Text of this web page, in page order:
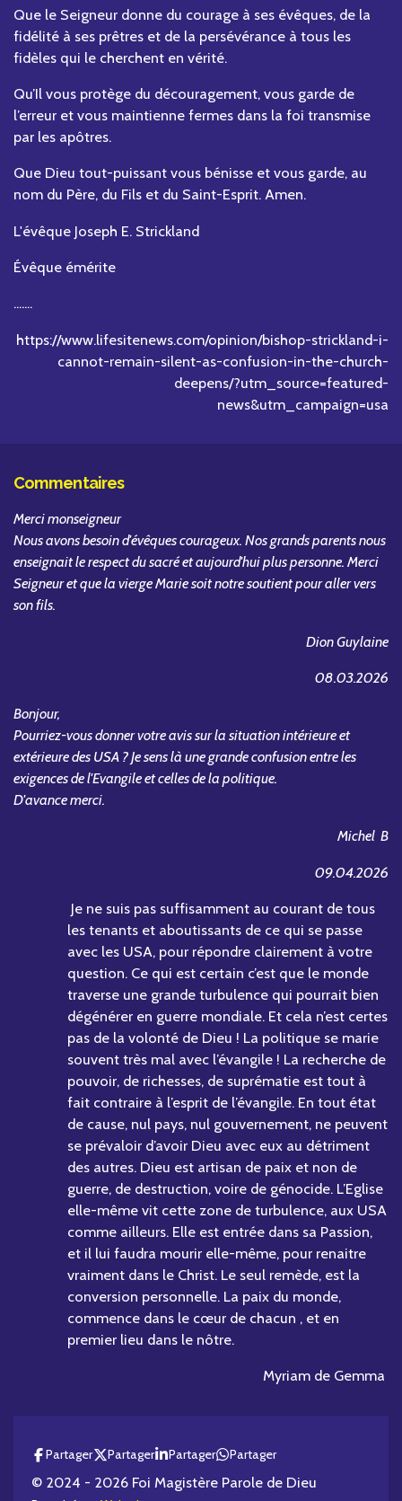
Que le Seigneur donne du courage à ses évêques, de la
fidélité à ses prêtres et de la persévérance à tous les
fidèles qui le cherchent en vérité.
Qu’Il vous protège du découragement, vous garde de
l’erreur et vous maintienne fermes dans la foi transmise
par les apôtres.
Que Dieu tout-puissant vous bénisse et vous garde, au
nom du Père, du Fils et du Saint-Esprit. Amen.
L'évêque Joseph E. Strickland
Évêque émérite
.......
https://www.lifesitenews.com/opinion/bishop-strickland-i-
cannot-remain-silent-as-confusion-in-the-church-
deepens/?utm_source=featured-
news&utm_campaign=usa
Commentaires
Merci monseigneur
Nous avons besoin d'évêques courageux. Nos grands parents nous
enseignait le respect du sacré et aujourd'hui plus personne. Merci
Seigneur et que la vierge Marie soit notre soutient pour aller vers
son fils.
DionGuylaine
08.03.2026
Bonjour,
Pourriez-vous donner votre avis sur la situation intérieure et
extérieure des USA ? Je sens là une grande confusion entre les
exigences de l'Evangile et celles de la politique.
D'avance merci.
Michel B
09.04.2026
Je ne suis pas suffisamment au courant de tous
les tenants et aboutissants de ce qui se passe
avec les USA, pour répondre clairement à votre
question. Ce qui est certain c’est que le monde
traverse une grande turbulence qui pourrait bien
dégénérer en guerre mondiale. Et cela n’est certes
pas de la volonté de Dieu ! La politique se marie
souvent très mal avec l’évangile ! La recherche de
pouvoir, de richesses, de suprématie est tout à
fait contraire à l’esprit de l’évangile. En tout état
de cause, nul pays, nul gouvernement, ne peuvent
se prévaloir d’avoir Dieu avec eux au détriment
des autres. Dieu est artisan de paix et non de
guerre, de destruction, voire de génocide. L’Eglise
elle-même vit cette zone de turbulence, aux USA
comme ailleurs. Elle est entrée dans sa Passion,
et il lui faudra mourir elle-même, pour renaitre
vraiment dans le Christ. Le seul remède, est la
conversion personnelle. La paix du monde,
commence dans le cœur de chacun , et en
premier lieu dans le nôtre.
Myriam de Gemma
Partager Partager Partager Partager
© 2024 - 2026 Foi Magistère Parole de Dieu